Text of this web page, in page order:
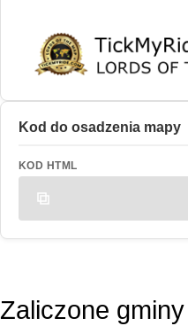
Kod do osadzenia mapy
KOD HTML
Zaliczone gminy